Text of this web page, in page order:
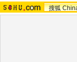
搜狐